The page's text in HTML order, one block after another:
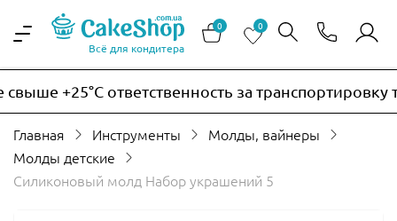
Всё для кондитера
0 0
+25°C ответственность за транспортировку
Главная Инструменты
Молды, вайнеры
Молды детские
Силиконовый молд Набор украшений 5